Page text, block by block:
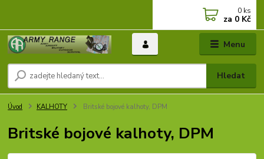
Menu
Hledat
0 ks
za 0 Kč
Úvod KALHOTY Britské bojové kalhoty, DPM
Britské bojové kalhoty, DPM